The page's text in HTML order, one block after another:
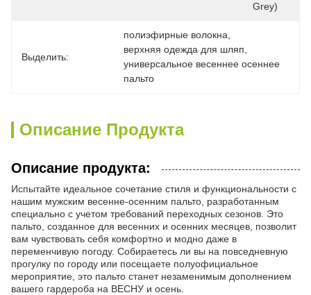
Grey)
Выделить:
полиэфирные волокна
верхняя одежда для шляп
универсальное весеннее осеннее
пальто
Описание Продукта
Описание продукта:
Испытайте идеальное сочетание стиля и функциональности с
нашим мужским весенне-осенним пальто, разработанным
специально с учетом требований переходных сезонов. Это
пальто, созданное для весенних и осенних месяцев, позволит
вам чувствовать себя комфортно и модно даже в
переменчивую погоду. Собираетесь ли вы на повседневную
прогулку по городу или посещаете полуофициальное
мероприятие, это пальто станет незаменимым дополнением
вашего гардероба на ВЕСНУ и осень.